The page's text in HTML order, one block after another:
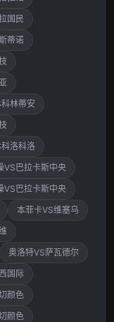
国民
蒂诺
林蒂安
洛科洛
VS巴拉卡斯中央
VS巴拉卡斯中央
本菲卡VS维塞乌
奥洛特VS萨瓦德尔
国际
颜色
颜色